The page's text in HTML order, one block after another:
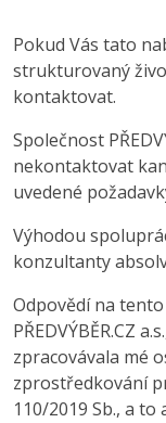
Pokud Vás tato
strukturovaný
kontaktovat.
Společnost
nekontaktovat
uvedené
Výhodou
konzultanty
Odpovědí na
PŘEDVÝBĚR.CZ
zpracovávala mé
zprostředkování
110/2019 Sb., a